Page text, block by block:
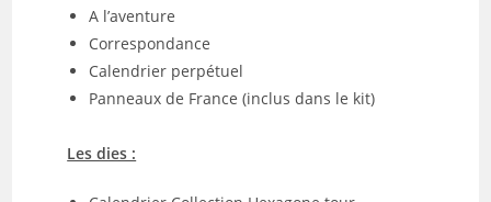
A l’aventure
Correspondance
Calendrier perpétuel
Panneaux de France (inclus dans le kit)
Les dies :